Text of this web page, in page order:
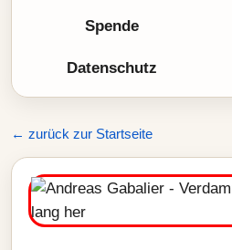
Spende
Datenschutz
← zurück zur Startseite